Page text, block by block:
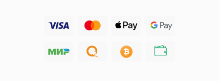
Хабаровск